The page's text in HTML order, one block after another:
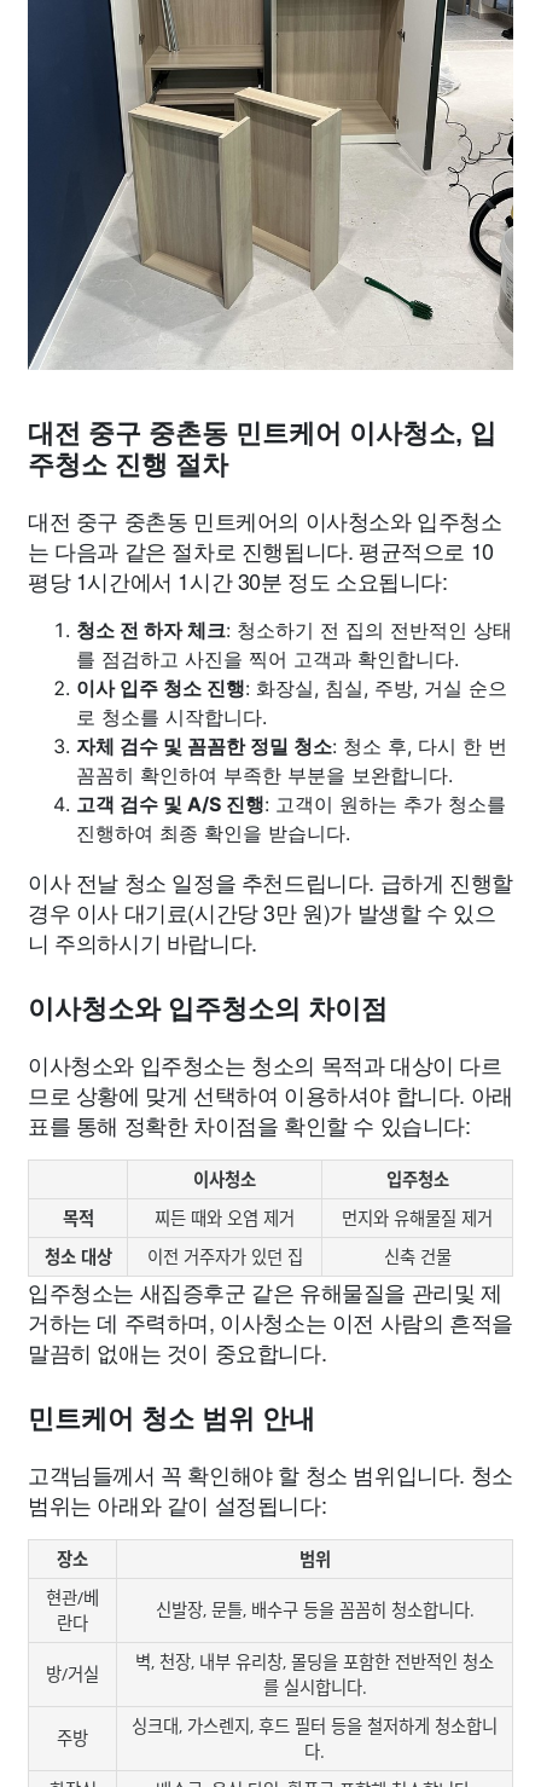
대전 중구 중촌동 민트케어 이사청소, 입
주청소 진행 절차
대전 중구 중촌동 민트케어의 이사청소와 입주청소
는 다음과 같은 절차로 진행됩니다. 평균적으로 10
평당 1시간에서 1시간 30분 정도 소요됩니다:
청소 전 하자 체크: 청소하기 전 집의 전반적인 상태
를 점검하고 사진을 찍어 고객과 확인합니다.
이사 입주 청소 진행: 화장실, 침실, 주방, 거실 순으
로 청소를 시작합니다.
자체 검수 및 꼼꼼한 정밀 청소: 청소 후, 다시 한 번
꼼꼼히 확인하여 부족한 부분을 보완합니다.
고객 검수 및 A/S 진행: 고객이 원하는 추가 청소를
진행하여 최종 확인을 받습니다.
이사 전날 청소 일정을 추천드립니다. 급하게 진행할
경우 이사 대기료(시간당 3만 원)가 발생할 수 있으
니 주의하시기 바랍니다.
이사청소와 입주청소의 차이점
이사청소와 입주청소는 청소의 목적과 대상이 다르
므로 상황에 맞게 선택하여 이용하셔야 합니다. 아래
표를 통해 정확한 차이점을 확인할 수 있습니다:
이사청소
입주청소
목적
찌든 때와 오염 제거
먼지와 유해물질 제거
청소 대상
이전 거주자가 있던 집 신축 건물
입주청소는 새집증후군 같은 유해물질을 관리및 제
거하는 데 주력하며, 이사청소는 이전 사람의 흔적을
말끔히 없애는 것이 중요합니다.
민트케어 청소 범위 안내
고객님들께서 꼭 확인해야 할 청소 범위입니다. 청소
범위는 아래와 같이 설정됩니다:
장소
범위
현관/베
란다
신발장, 문틀, 배수구 등을 꼼꼼히 청소합니다.
방/거실
벽, 천장, 내부 유리창, 몰딩을 포함한 전반적인 청소
를 실시합니다.
주방
싱크대, 가스렌지, 후드 필터 등을 철저하게 청소합니
다.